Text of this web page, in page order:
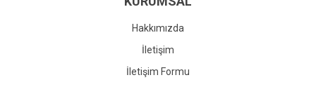
Hakkımızda
İletişim
İletişim Formu